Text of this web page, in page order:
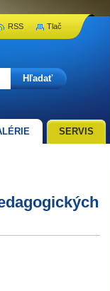
SERVIS
RSS Tlač